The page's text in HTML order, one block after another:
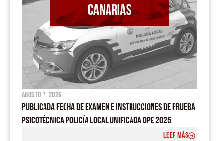
agosto 7, 2026
PUBLICADA FECHA DE EXAMEN E INSTRUCCIONES DE PRUEBA
PSICOTÉCNICA POLICÍA LOCAL UNIFICADA OPE 2025
LEER MÁS